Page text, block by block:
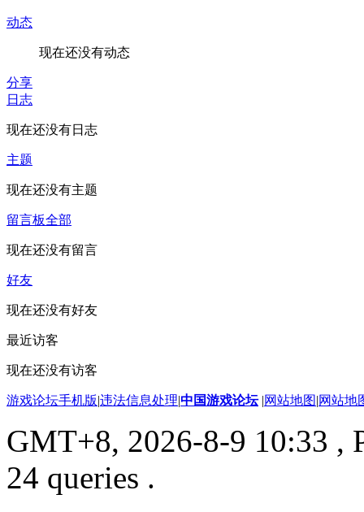
动态
现在还没有动态
分享
日志
现在还没有日志
主题
现在还没有主题
留言板全部
现在还没有留言
好友
现在还没有好友
最近访客
现在还没有访客
游戏论坛手机版|违法信息处理|中国游戏论坛 |网站地图|网站地
GMT+8, 2026-8-9 10:33 ,
24 queries .